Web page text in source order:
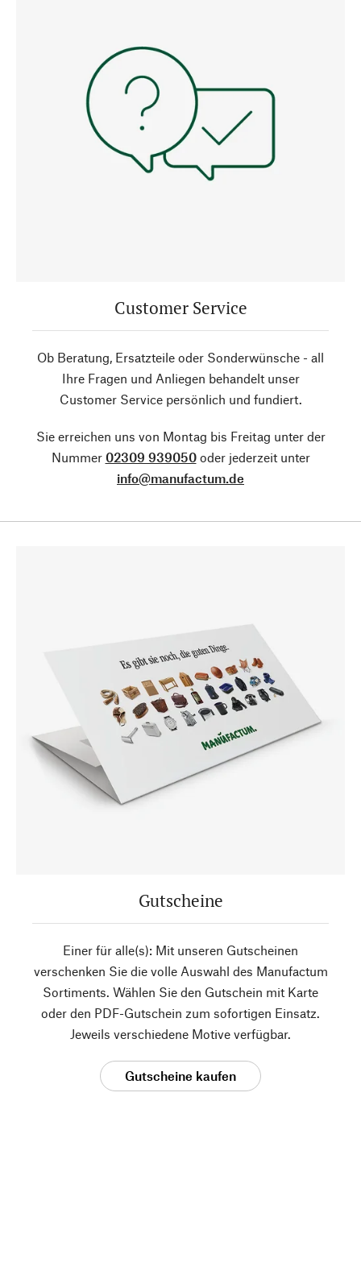
Customer Service
Ob Beratung, Ersatzteile oder Sonderwünsche - all
Ihre Fragen und Anliegen behandelt unser
Customer Service persönlich und fundiert.
Sie erreichen uns von Montag bis Freitag unter der
Nummer 02309 939050oder jederzeit unter
info@manufactum.de
Gutscheine
Einer für alle(s): Mit unseren Gutscheinen
verschenken Sie die volle Auswahl des Manufactum
Sortiments. Wählen Sie den Gutschein mit Karte
oder den PDF-Gutschein zum sofortigen Einsatz.
Jeweils verschiedene Motive verfügbar.
Gutscheine kaufen